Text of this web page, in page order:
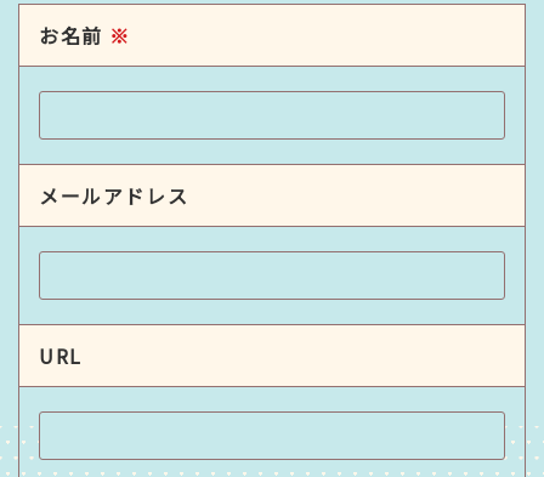
お名前 ※
メールアドレス
URL